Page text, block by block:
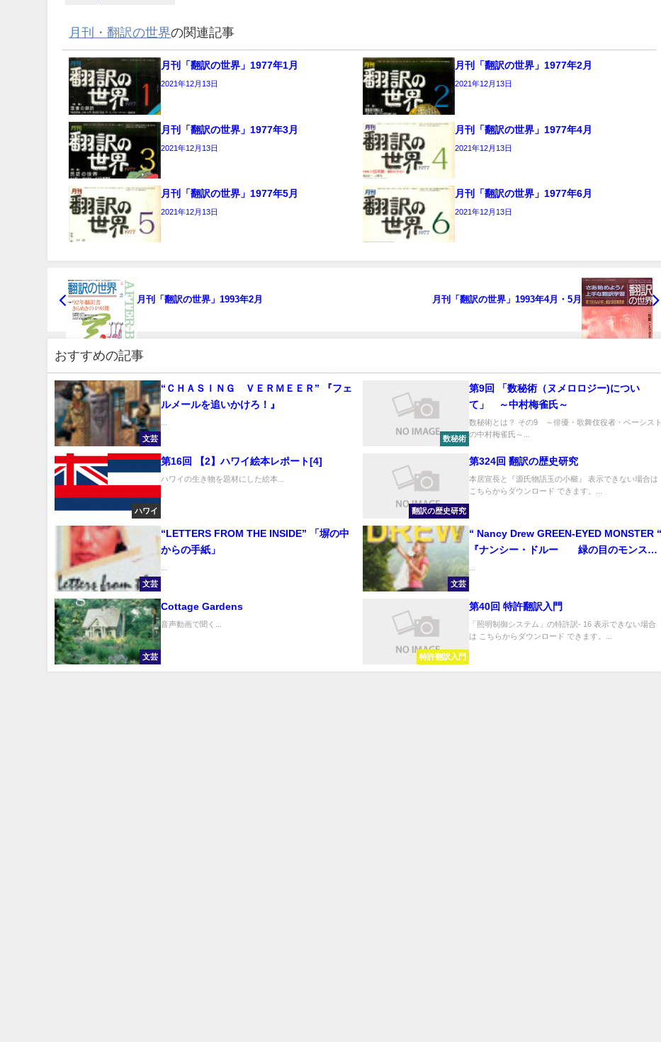
月刊・翻訳の世界の関連記事
月刊「翻訳の世界」1977年1月
2021年12月13日
月刊「翻訳の世界」1977年2月
2021年12月13日
月刊「翻訳の世界」1977年3月
2021年12月13日
月刊「翻訳の世界」1977年4月
2021年12月13日
月刊「翻訳の世界」1977年5月
2021年12月13日
月刊「翻訳の世界」1977年6月
2021年12月13日
月刊「翻訳の世界」1993年2月 月刊「翻訳の世界」1993年4月・5月
おすすめの記事
文芸
“ＣＨＡＳＩＮＧ ＶＥＲＭＥＥＲ” 『フェ
ルメールを追いかけろ！』
数秘術
第9回 「数秘術（ヌメロロジー)につい
て」 ～中村梅雀氏～
数秘術とは？ その9 ～俳優・歌舞伎役者・ベーシスト
の中村梅雀氏～...
ハワイ
第16回 【2】ハワイ絵本レポート[4]
ハワイの生き物を題材にした絵本...
翻訳の歴史研究
第324回 翻訳の歴史研究
本居宣長と『源氏物語玉の小櫛』 表示できない場合は
こちらからダウンロード できます。...
文芸
“LETTERS FROM THE INSIDE” 「塀の中
からの手紙」
...
文芸
“ Nancy Drew GREEN-EYED MONSTER “
『ナンシー・ドルー 緑の目のモンスタ
...
文芸
Cottage Gardens
音声動画で聞く...
特許翻訳入門
第40回 特許翻訳入門
「照明制御システム」の特許訳- 16 表示できない場合
は こちらからダウンロード できます。...